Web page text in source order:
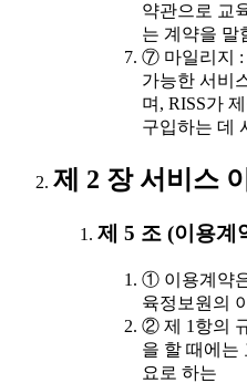
약관으로 교
는 계약을 말
⑦ 마일리지 :
가능한 서비
며, RISS가
구입하는 데
제 2 장 서비스
제 5 조 (이용계
① 이용계약
육정보원의
② 제 1항의
을 할 때에는
요로 하는